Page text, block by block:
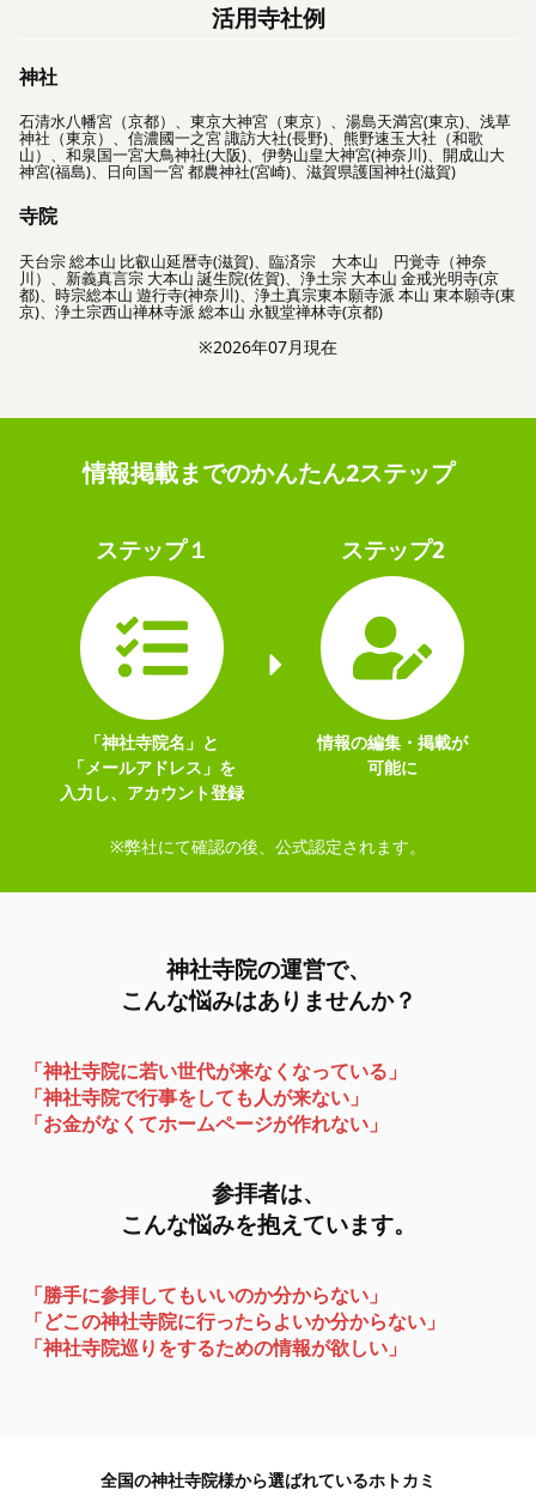
活用寺社例
神社
石清水八幡宮（京都）、東京大神宮（東京）、湯島天満宮(東京)、浅草
神社（東京）、信濃國一之宮 諏訪大社(長野)、熊野速玉大社（和歌
山）、和泉国一宮大鳥神社(大阪)、伊勢山皇大神宮(神奈川)、開成山大
神宮(福島)、日向国一宮 都農神社(宮崎)、滋賀県護国神社(滋賀)
寺院
天台宗 総本山 比叡山延暦寺(滋賀)、臨済宗 大本山 円覚寺（神奈
川）、新義真言宗 大本山 誕生院(佐賀)、浄土宗 大本山 金戒光明寺(京
都)、時宗総本山 遊行寺(神奈川)、浄土真宗東本願寺派 本山 東本願寺(東
京)、浄土宗西山禅林寺派 総本山 永観堂禅林寺(京都)
※2026年07月現在
情報掲載までのかんたん2ステップ
ステップ１
「神社寺院名」と
「メールアドレス」を
入力し、アカウント登録
ステップ2
情報の編集・掲載が
可能に
※弊社にて確認の後、公式認定されます。
神社寺院の運営で、
こんな悩みはありませんか？
「神社寺院に若い世代が来なくなっている」
「神社寺院で行事をしても人が来ない」
「お金がなくてホームページが作れない」
参拝者は、
こんな悩みを抱えています。
「勝手に参拝してもいいのか分からない」
「どこの神社寺院に行ったらよいか分からない」
「神社寺院巡りをするための情報が欲しい」
全国の神社寺院様から選ばれているホトカミ